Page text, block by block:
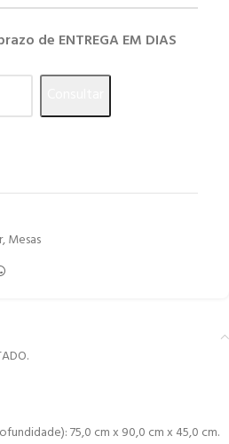
de ENTREGA EM DIAS
,Mesas
75,0 cm x 90,0 cm x 45,0 cm.